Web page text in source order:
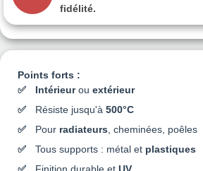
Points forts :
Intérieurou extérieur
Résiste jusqu'à 500°C
Pour radiateurs , cheminées, poêles
Tous supports : métal et plastiques
Finition durable et UV
fidélité.